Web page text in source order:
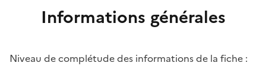
Informations générales
Niveau de complétude des informations de la fiche :